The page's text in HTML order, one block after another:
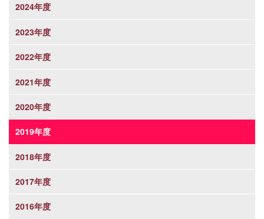
2024年度
2023年度
2022年度
2021年度
2020年度
2019年度
2018年度
2017年度
2016年度